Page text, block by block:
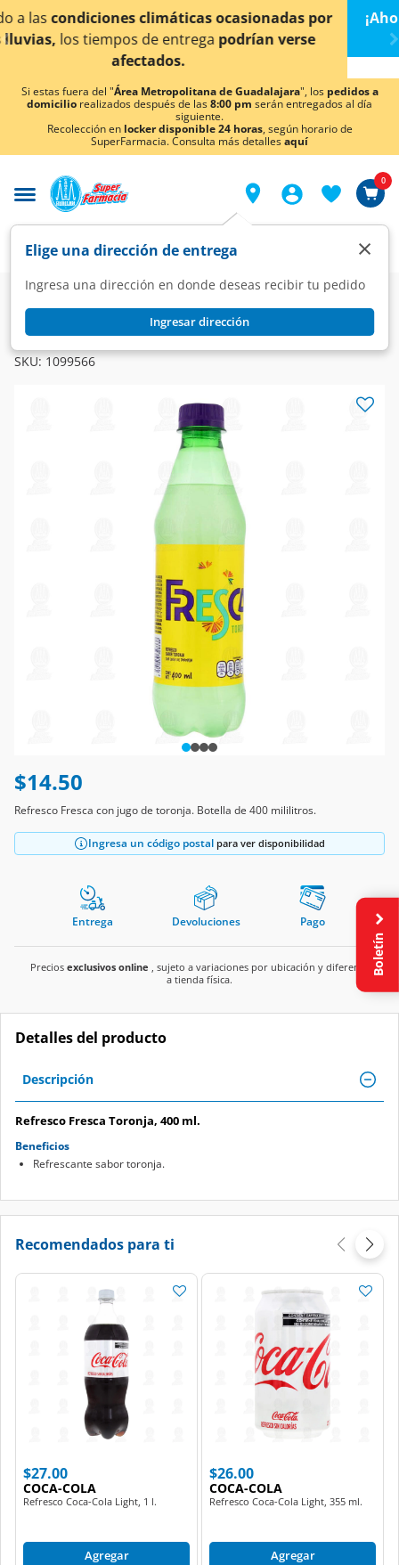
< div class="carousel-inner">
por
verse
¡Ahora también en Aguascalientes!
conocer detalles.
Si estas fuera del "Área Metropolitana de Guadalajara", los pedidos a
domicilio realizados después de las8:00 pm serán entregados al día
siguiente.
Recolección en locker disponible 24 horas, según horario de
SuperFarmacia. Consulta más detallesaquí
Elige una dirección de entrega
Ingresa una dirección en donde deseas recibir tu pedido
Ingresar dirección
×
0
Super Bebidas Refrescos Sabores Varios
Refresco Fresca Toronja, 400 ml.
SKU: 1099566
$14.50
Refresco Fresca con jugo de toronja. Botella de 400 mililitros.
Ingresa un código postal para ver disponibilidad
Entrega Devoluciones Pago
Precios exclusivos online , sujeto a variaciones por ubicación y diferente
a tienda física.
Detalles del producto
Descripción
Refresco Fresca Toronja, 400 ml.
Beneficios
Refrescante sabor toronja.
Recomendados para ti
$27.00
COCA-COLA
Refresco Coca-Cola Light, 1 l.
Agregar
$26.00
COCA-COLA
Refresco Coca-Cola Light, 355 ml.
Agregar
Boletín